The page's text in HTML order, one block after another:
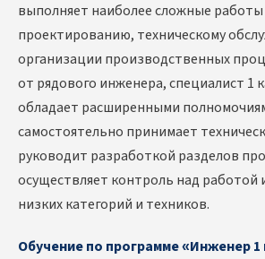
выполняет наиболее сложные
проектированию, техническому
организации производственных
от рядового инженера, специалист 1
обладает расширенными
самостоятельно принимает
руководит разработкой разделов
осуществляет контроль над работой
низких категорий и техников.
Обучение по программе «Инженер 1